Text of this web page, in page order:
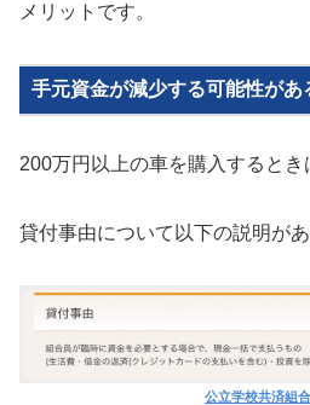
メリットです。
手元資金が減少する可能性があ
200万円以上の車を購入するとき
貸付事由について以下の説明が
公立学校共済組合